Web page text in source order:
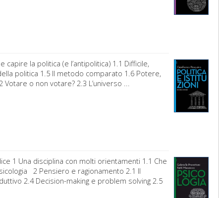
la politica (e l’antipolitica) 1.1 Difficile,
politica 1.5 Il metodo comparato 1.6 Potere,
o non votare? 2.3 L’universo ...
1 Una disciplina con molti orientamenti 1.1 Che
2 Pensiero e ragionamento 2.1 Il
2.4 Decision-making e problem solving 2.5